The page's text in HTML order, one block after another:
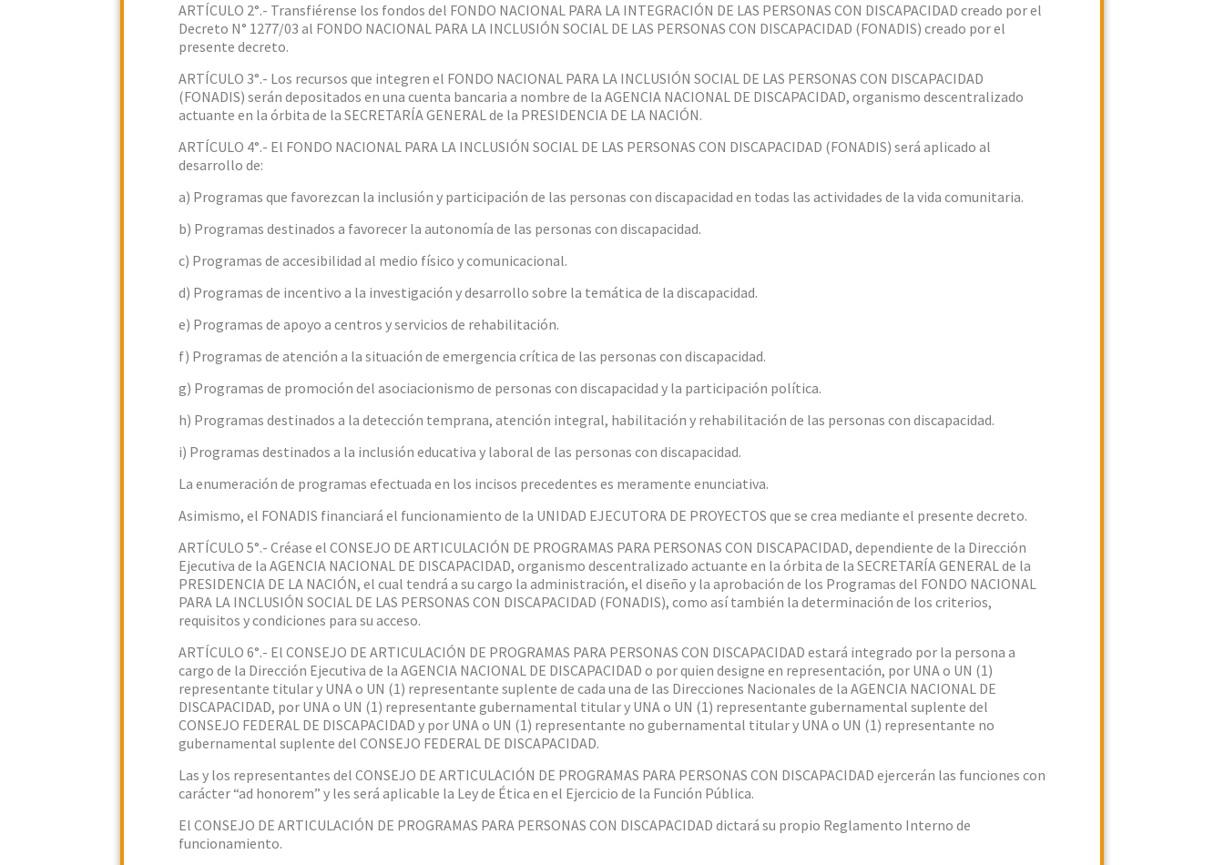
ARTÍCULO 2°.- Transfiérense los fondos del FONDO NACIONAL PARA LA INTEGRACIÓN DE LAS PERSONAS CON DISCAPACIDAD creado por el
Decreto N° 1277/03 al FONDO NACIONAL PARA LA INCLUSIÓN SOCIAL DE LAS PERSONAS CON DISCAPACIDAD (FONADIS) creado por el
presente decreto.
ARTÍCULO 3°.- Los recursos que integren el FONDO NACIONAL PARA LA INCLUSIÓN SOCIAL DE LAS PERSONAS CON DISCAPACIDAD
(FONADIS) serán depositados en una cuenta bancaria a nombre de la AGENCIA NACIONAL DE DISCAPACIDAD, organismo descentralizado
actuante en la órbita de la SECRETARÍA GENERAL de la PRESIDENCIA DE LA NACIÓN.
ARTÍCULO 4°.- El FONDO NACIONAL PARA LA INCLUSIÓN SOCIAL DE LAS PERSONAS CON DISCAPACIDAD (FONADIS) será aplicado al
desarrollo de:
a) Programas que favorezcan la inclusión y participación de las personas con discapacidad en todas las actividades de la vida comunitaria.
b) Programas destinados a favorecer la autonomía de las personas con discapacidad.
c) Programas de accesibilidad al medio físico y comunicacional.
d) Programas de incentivo a la investigación y desarrollo sobre la temática de la discapacidad.
e) Programas de apoyo a centros y servicios de rehabilitación.
f) Programas de atención a la situación de emergencia crítica de las personas con discapacidad.
g) Programas de promoción del asociacionismo de personas con discapacidad y la participación política.
h) Programas destinados a la detección temprana, atención integral, habilitación y rehabilitación de las personas con discapacidad.
i) Programas destinados a la inclusión educativa y laboral de las personas con discapacidad.
La enumeración de programas efectuada en los incisos precedentes es meramente enunciativa.
Asimismo, el FONADIS financiará el funcionamiento de la UNIDAD EJECUTORA DE PROYECTOS que se crea mediante el presente decreto.
ARTÍCULO 5°.- Créase el CONSEJO DE ARTICULACIÓN DE PROGRAMAS PARA PERSONAS CON DISCAPACIDAD, dependiente de la Dirección
Ejecutiva de la AGENCIA NACIONAL DE DISCAPACIDAD, organismo descentralizado actuante en la órbita de la SECRETARÍA GENERAL de la
PRESIDENCIA DE LA NACIÓN, el cual tendrá a su cargo la administración, el diseño y la aprobación de los Programas del FONDO NACIONAL
PARA LA INCLUSIÓN SOCIAL DE LAS PERSONAS CON DISCAPACIDAD (FONADIS), como así también la determinación de los criterios,
requisitos y condiciones para su acceso.
ARTÍCULO 6°.- El CONSEJO DE ARTICULACIÓN DE PROGRAMAS PARA PERSONAS CON DISCAPACIDAD estará integrado por la persona a
cargo de la Dirección Ejecutiva de la AGENCIA NACIONAL DE DISCAPACIDAD o por quien designe en representación, por UNA o UN (1)
representante titular y UNA o UN (1) representante suplente de cada una de las Direcciones Nacionales de la AGENCIA NACIONAL DE
DISCAPACIDAD, por UNA o UN (1) representante gubernamental titular y UNA o UN (1) representante gubernamental suplente del
CONSEJO FEDERAL DE DISCAPACIDAD y por UNA o UN (1) representante no gubernamental titular y UNA o UN (1) representante no
gubernamental suplente del CONSEJO FEDERAL DE DISCAPACIDAD.
Las y los representantes del CONSEJO DE ARTICULACIÓN DE PROGRAMAS PARA PERSONAS CON DISCAPACIDAD ejercerán las funciones con
carácter “ad honorem” y les será aplicable la Ley de Ética en el Ejercicio de la Función Pública.
El CONSEJO DE ARTICULACIÓN DE PROGRAMAS PARA PERSONAS CON DISCAPACIDAD dictará su propio Reglamento Interno de
funcionamiento.